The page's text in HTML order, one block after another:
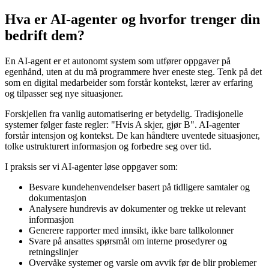
Hva er AI-agenter og hvorfor trenger din
bedrift dem?
En AI-agent er et autonomt system som utfører oppgaver på
egenhånd, uten at du må programmere hver eneste steg. Tenk på det
som en digital medarbeider som forstår kontekst, lærer av erfaring
og tilpasser seg nye situasjoner.
Forskjellen fra vanlig automatisering er betydelig. Tradisjonelle
systemer følger faste regler: "Hvis A skjer, gjør B". AI-agenter
forstår intensjon og kontekst. De kan håndtere uventede situasjoner,
tolke ustrukturert informasjon og forbedre seg over tid.
I praksis ser vi AI-agenter løse oppgaver som:
Besvare kundehenvendelser basert på tidligere samtaler og
dokumentasjon
Analysere hundrevis av dokumenter og trekke ut relevant
informasjon
Generere rapporter med innsikt, ikke bare tallkolonner
Svare på ansattes spørsmål om interne prosedyrer og
retningslinjer
Overvåke systemer og varsle om avvik før de blir problemer